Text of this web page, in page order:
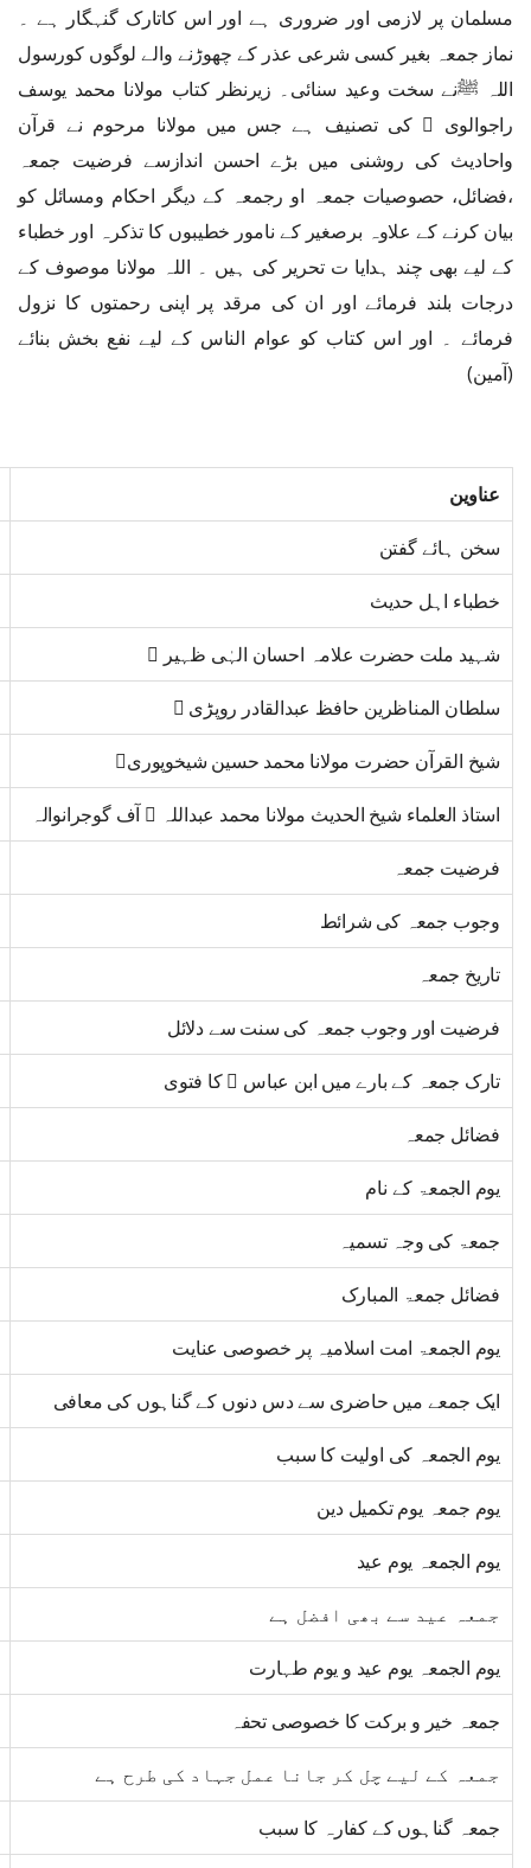
مسلمان پر لازمی اور ضروری ہے اور اس کاتارک گنہگار ہے ۔
نماز جمعہ بغیر کسی شرعی عذر کے چھوڑنے والے لوگوں کورسول
اللہ ﷺنے سخت وعید سنائی۔ زیرنظر کتاب مولانا محمد یوسف
راجوالوی ﷫ کی تصنیف ہے جس میں مولانا مرحوم نے قرآن
واحادیث کی روشنی میں بڑے احسن اندازسے فرضیت جمعہ
،فضائل، حصوصیات جمعہ او رجمعہ کے دیگر احکام ومسائل کو
بیان کرنے کے علاوہ برصغیر کے نامور خطیبوں کا تذکرہ اور خطباء
کے لیے بھی چند ہدایا ت تحریر کی ہیں ۔ اللہ مولانا موصوف کے
درجات بلند فرمائے اور ان کی مرقد پر اپنی رحمتوں کا نزول
فرمائے ۔ اور اس کتاب کو عوام الناس کے لیے نفع بخش بنائے
(آمین)
عناوین
سخن ہائے گفتن
خطباء اہل حدیث
شہید ملت حضرت علامہ احسان الہٰی ظہیر 
سلطان المناظرین حافظ عبدالقادر روپڑی 
شیخ القرآن حضرت مولانا محمد حسین شیخوپوری
استاذ العلماء شیخ الحدیث مولانا محمد عبداللہ  آف گوجرانوالہ
فرضیت جمعہ
وجوب جمعہ کی شرائط
تاریخ جمعہ
فرضیت اور وجوب جمعہ کی سنت سے دلائل
تارک جمعہ کے بارے میں ابن عباس ﷜ کا فتوی
فضائل جمعہ
یوم الجمعۃ کے نام
جمعۃ کی وجہ تسمیہ
فضائل جمعۃ المبارک
یوم الجمعۃ امت اسلامیہ پر خصوصی عنایت
ایک جمعے میں حاضری سے دس دنوں کے گناہوں کی معافی
یوم الجمعہ کی اولیت کا سبب
یوم جمعہ یوم تکمیل دین
یوم الجمعہ یوم عید
جمعہ عید سے بھی افضل ہے
یوم الجمعہ یوم عید و یوم طہارت
جمعہ خیر و برکت کا خصوصی تحفہ
جمعہ کے لیے چل کر جانا عمل جہاد کی طرح ہے
جمعہ گناہوں کے کفارہ کا سبب